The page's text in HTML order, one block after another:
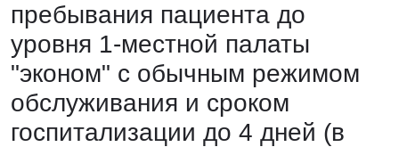
пребывания пациента до
уровня 1-местной палаты
"эконом" с обычным режимом
обслуживания и сроком
госпитализации до 4 дней (в